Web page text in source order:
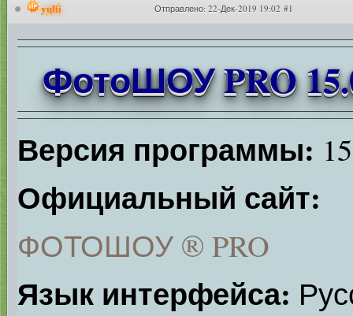
yulii Отправлено: 22-Дек-2019 19:02 #1
ФотоШОУ PRO
Версия программы:
Официальный сайт:
ФОТОШОУ ® PRO
Язык интерфейса: